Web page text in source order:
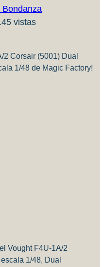
Bondanza
vistas
2 Corsair (5001) Dual
1/48 de Magic Factory!
Vought F4U-1A/2
1/48, Dual